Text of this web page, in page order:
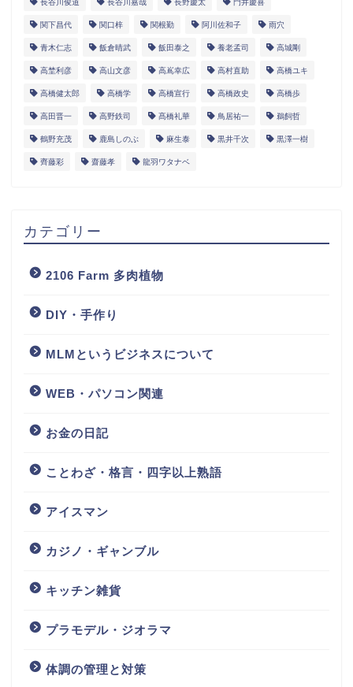
長谷川俊道 長谷川嘉哉 長野慶太 門井慶喜
関下昌代 関口梓 関根勤 阿川佐和子 雨穴
青木仁志 飯倉晴武 飯田泰之 養老孟司 高城剛
高埜利彦 高山文彦 高嶌幸広 高村直助 高橋ユキ
高橋健太郎 高橋学 高橋宣行 高橋政史 高橋歩
高田晋一 高野鉄司 髙橋礼華 鳥居祐一 鵜飼哲
鶴野充茂 鹿島しのぶ 麻生泰 黒井千次 黒澤一樹
齊藤彩 齋藤孝 龍羽ワタナベ
カテゴリー
2106 Farm 多肉植物
DIY・手作り
MLMというビジネスについて
WEB・パソコン関連
お金の日記
ことわざ・格言・四字以上熟語
アイスマン
カジノ・ギャンブル
キッチン雑貨
プラモデル・ジオラマ
体調の管理と対策